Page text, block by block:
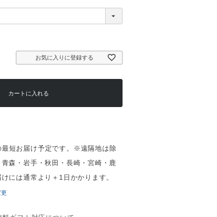
お気に入りに登録する
カートに入れる
短お届け予定です。※遠隔地は除
森・岩手・秋田・長崎・宮崎・鹿
には通常より＋1日かかります。